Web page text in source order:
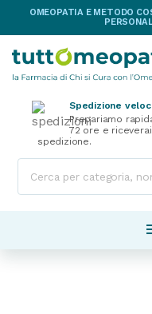
OMEOPATIA E METODO
Spedizione
Prepariamo
72 ore e
spedizione.